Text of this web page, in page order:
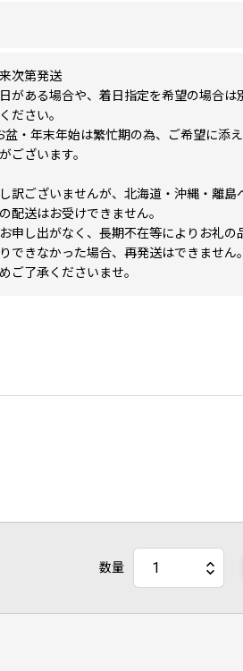
次第発送
がある場合や、着日指定を希望の場合は
ださい。
・年末年始は繁忙期の為、ご希望に添え
ございます。
訳ございませんが、北海道・沖縄・離島
配送はお受けできません。
申し出がなく、長期不在等によりお礼の
できなかった場合、再発送はできません。
ご了承くださいませ。
数量